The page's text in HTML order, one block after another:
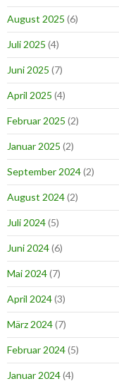
August 2025 (6)
Juli 2025 (4)
Juni 2025 (7)
April 2025 (4)
Februar 2025 (2)
Januar 2025 (2)
September 2024(2)
August 2024(2)
Juli 2024(5)
Juni 2024(6)
Mai 2024(7)
April 2024(3)
März 2024(7)
Februar 2024(5)
Januar 2024(4)